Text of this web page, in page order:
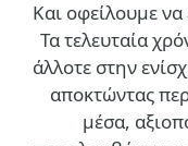
Και οφείλουμε να
Τα τελευταία
άλλοτε στην
αποκτώντας
μέσα,